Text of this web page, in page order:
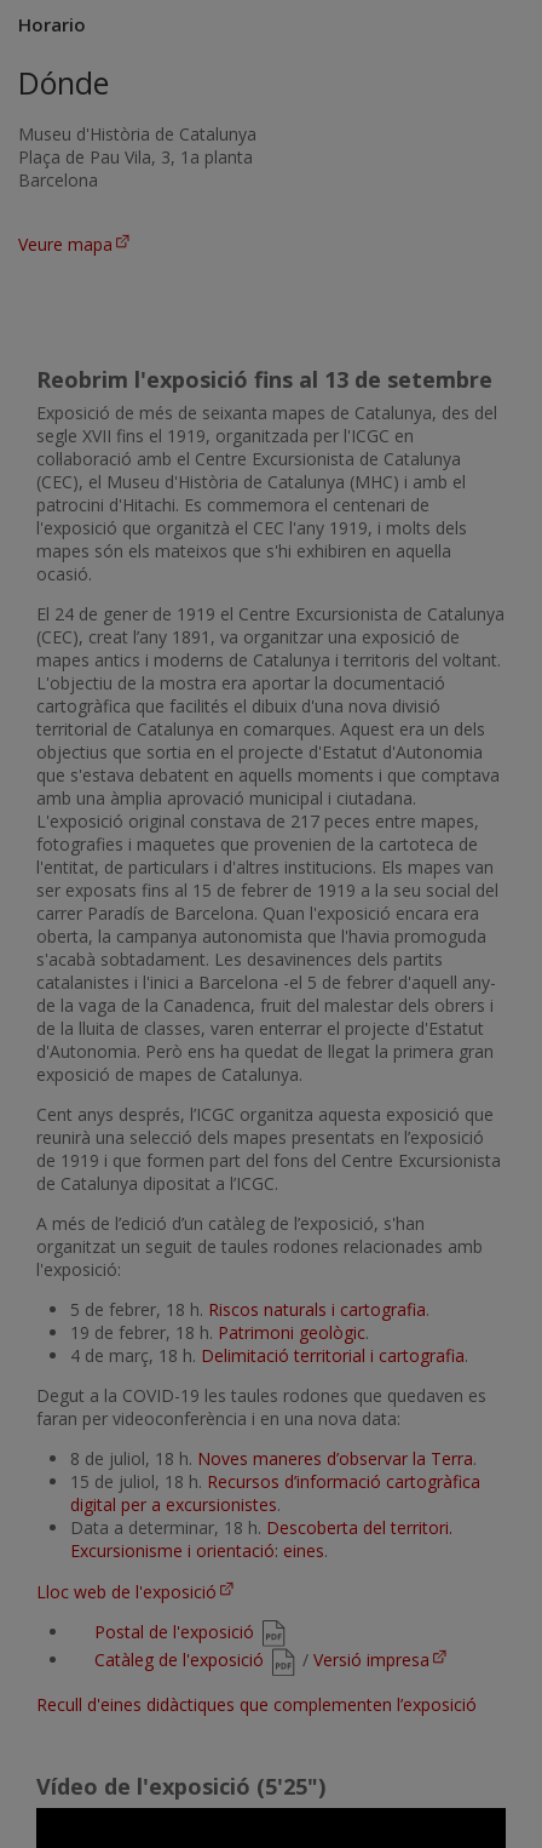
Horario
Dónde
Museu d'Història de Catalunya
Plaça de Pau Vila, 3, 1a planta
Barcelona
Veure mapa
Reobrim l'exposició fins al 13 de setembre
Exposició de més de seixanta mapes de Catalunya, des del
segle XVII fins el 1919, organitzada per l'ICGC en
col·laboració amb el Centre Excursionista de Catalunya
(CEC), el Museu d'Història de Catalunya (MHC) i amb el
patrocini d'Hitachi. Es commemora el centenari de
l'exposició que organitzà el CEC l'any 1919, i molts dels
mapes són els mateixos que s'hi exhibiren en aquella
ocasió.
El 24 de gener de 1919 el Centre Excursionista de Catalunya
(CEC), creat l’any 1891, va organitzar una exposició de
mapes antics i moderns de Catalunya i territoris del voltant.
L'objectiu de la mostra era aportar la documentació
cartogràfica que facilités el dibuix d'una nova divisió
territorial de Catalunya en comarques. Aquest era un dels
objectius que sortia en el projecte d'Estatut d'Autonomia
que s'estava debatent en aquells moments i que comptava
amb una àmplia aprovació municipal i ciutadana.
L'exposició original constava de 217 peces entre mapes,
fotografies i maquetes que provenien de la cartoteca de
l'entitat, de particulars i d'altres institucions. Els mapes van
ser exposats fins al 15 de febrer de 1919 a la seu social del
carrer Paradís de Barcelona. Quan l'exposició encara era
oberta, la campanya autonomista que l'havia promoguda
s'acabà sobtadament. Les desavinences dels partits
catalanistes i l'inici a Barcelona -el 5 de febrer d'aquell any-
de la vaga de la Canadenca, fruit del malestar dels obrers i
de la lluita de classes, varen enterrar el projecte d'Estatut
d'Autonomia. Però ens ha quedat de llegat la primera gran
exposició de mapes de Catalunya.
Cent anys després, l’ICGC organitza aquesta exposició que
reunirà una selecció dels mapes presentats en l’exposició
de 1919 i que formen part del fons del Centre Excursionista
de Catalunya dipositat a l’ICGC.
A més de l’edició d’un catàleg de l’exposició, s'han
organitzat un seguit de taules rodones relacionades amb
l'exposició:
5 de febrer, 18 h. Riscos naturals i cartografia.
19 de febrer, 18 h. Patrimoni geològic.
4 de març, 18 h. Delimitació territorial i cartografia.
Degut a la COVID-19 les taules rodones que quedaven es
faran per videoconferència i en una nova data:
8 de juliol, 18 h. Noves maneres d’observar la Terra.
15 de juliol, 18 h. Recursos d’informació cartogràfica
digital per a excursionistes.
Data a determinar, 18 h. Descoberta del territori.
Excursionisme i orientació: eines.
Lloc web de l'exposició
Postal de l'exposició
Catàleg de l'exposició
/ Versió impresa
Recull d'eines didàctiques que complementen l’exposició
Vídeo de l'exposició (5'25")